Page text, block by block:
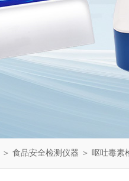
＞ 食品安全检测仪器 ＞ 呕吐毒素